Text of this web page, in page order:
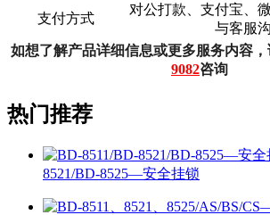
支付方式
对公打款、支付宝、
与客服沟
如想了解产品详细信息或更多服务内容
9082咨询
热门推荐
8521/BD-8525—安全挂锁